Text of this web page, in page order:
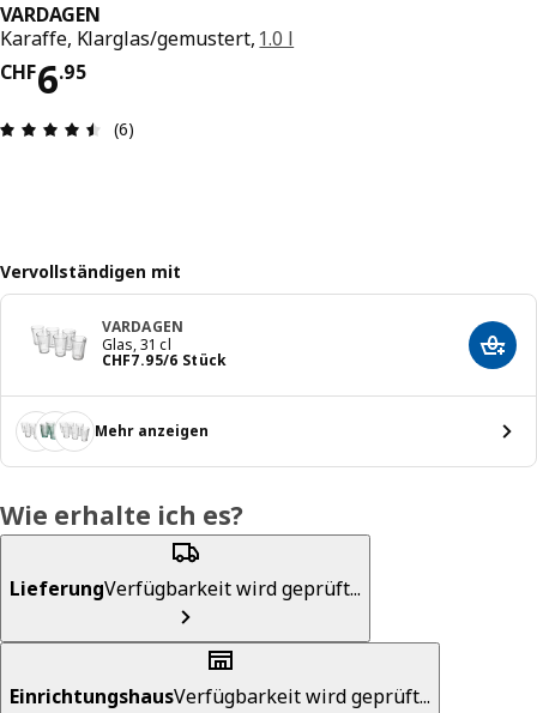
VARDAGEN
Karaffe, Klarglas/gemustert, 1.0 l
CHF6.95
Preis CHF 6.95
Bewertung: 4.5 von 5 Sterne Anzahl der
(6)
Vervollständigen mit
VARDAGEN
Glas, 31 cl
CHF7.95/6 Stück
Preis CHF 7.95/6 Stück In
Mehr anzeigen
Wie erhalte ich es?
LieferungVerfügbarkeit wird geprüft...
EinrichtungshausVerfügbarkeit wird geprüft...